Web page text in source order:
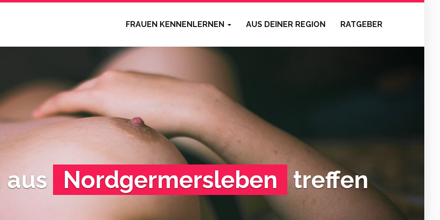
FRAUEN KENNENLERNEN AUS DEINER REGION RATGEBER
aus Nordgermersleben treffen